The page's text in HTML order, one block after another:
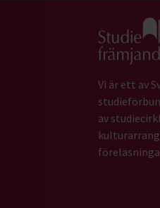
Gå till
Vi är ett av
av